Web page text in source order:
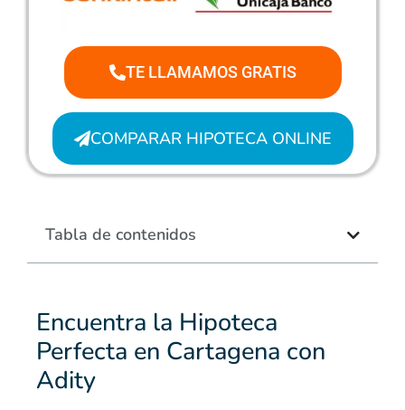
Encuentra la Hipoteca
Perfecta en Cartagena con
Adity
TE LLAMAMOS GRATIS
COMPARAR HIPOTECA ONLINE
Tabla de contenidos